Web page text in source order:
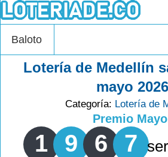
Baloto
Lotería de Medellín
mayo 2026
Categoría: Lotería de
Premio
1 9 6 7